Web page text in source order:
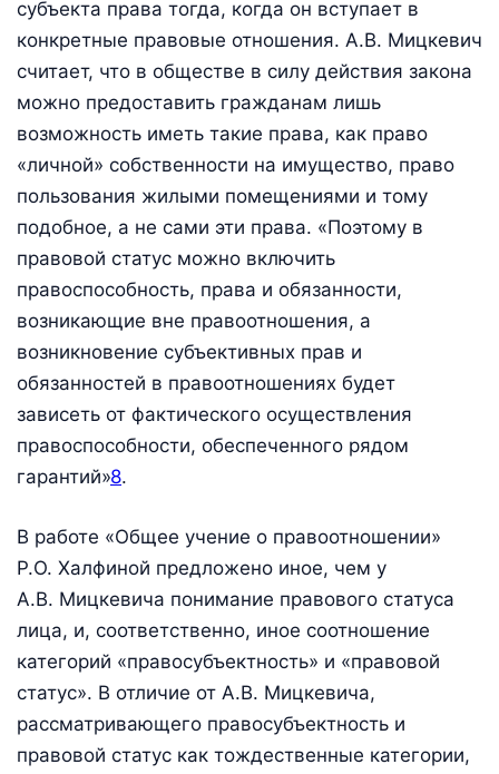
субъекта права тогда, когда он вступает в
конкретные правовые отношения. А.В. Мицкевич
считает, что в обществе в силу действия закона
можно предоставить гражданам лишь
возможность иметь такие права, как право
«личной» собственности на имущество, право
пользования жилыми помещениями и тому
подобное, а не сами эти права. «Поэтому в
правовой статус можно включить
правоспособность, права и обязанности,
возникающие вне правоотношения, а
возникновение субъективных прав и
обязанностей в правоотношениях будет
зависеть от фактического осуществления
правоспособности, обеспеченного рядом
гарантий»8.
В работе «Общее учение о правоотношении»
Р.О. Халфиной предложено иное, чем у
А.В. Мицкевича понимание правового статуса
лица, и, соответственно, иное соотношение
категорий «правосубъектность» и «правовой
статус». В отличие от А.В. Мицкевича,
рассматривающего правосубъектность и
правовой статус как тождественные категории,